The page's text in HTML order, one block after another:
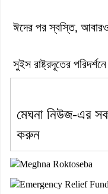
ঈদের পর স্বস্তি, আবারও
সুইস রাষ্ট্রদূতের
মেঘনা নিউজ-এর
করুন